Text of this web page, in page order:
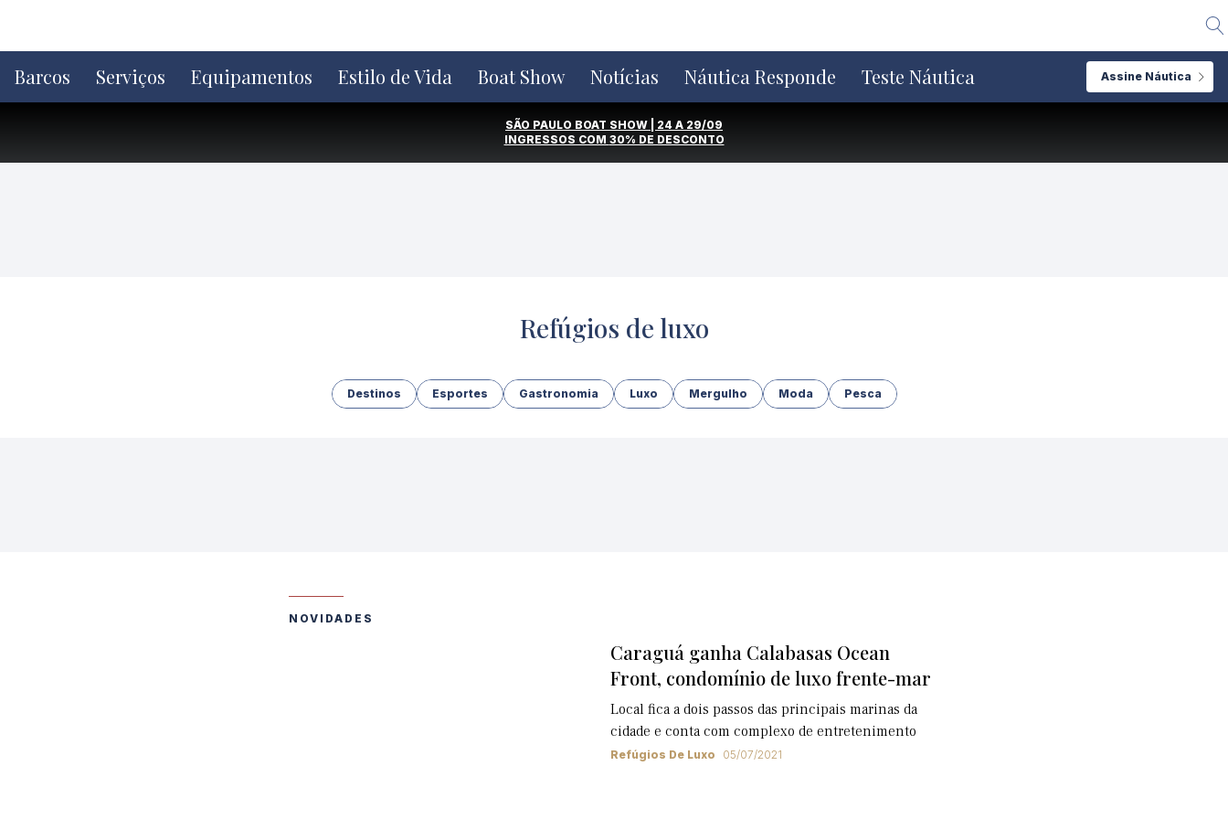
o
conteúdo
Barcos Serviços Equipamentos Estilo de Vida Boat Show Notícias Náutica Responde Teste Náutica Assine Náutica
SÃO PAULO BOAT SHOW | 24 A 29/09
INGRESSOS COM 30% DE DESCONTO
Refúgios de luxo
Destinos Esportes Gastronomia Luxo Mergulho Moda Pesca
NOVIDADES
Caraguá ganha Calabasas Ocean
Front, condomínio de luxo frente-mar
Local fica a dois passos das principais marinas da
cidade e conta com complexo de entretenimento
Refúgios De Luxo 05/07/2021